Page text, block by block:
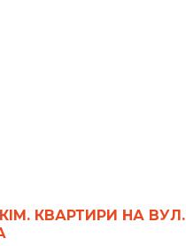
КВАРТИРИ НА ВУЛ.